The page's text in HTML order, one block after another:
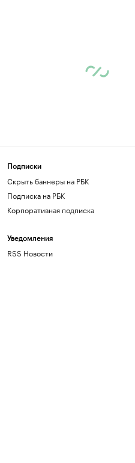
Подписки
Скрыть баннеры на РБК
Подписка на РБК
Корпоративная подписка
Уведомления
RSS Новости